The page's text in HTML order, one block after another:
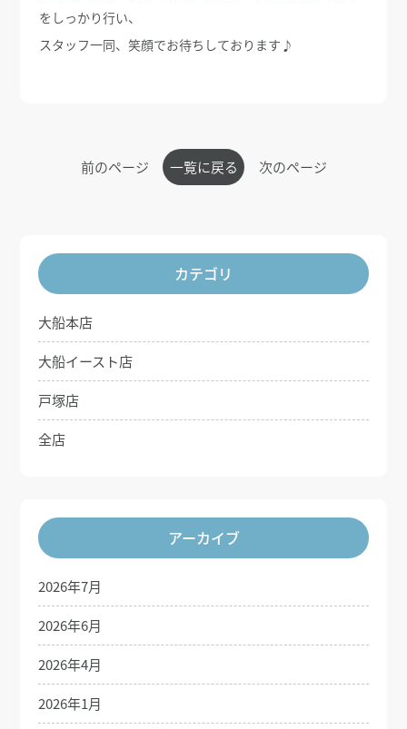
をしっかり行い、
スタッフ一同、笑顔でお待ちしております♪
前のページ 一覧に戻る 次のページ
カテゴリ
大船本店
大船イースト店
戸塚店
全店
アーカイブ
2026年7月
2026年6月
2026年4月
2026年1月